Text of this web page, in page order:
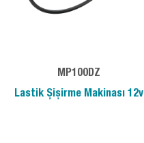
MP100DZ
Lastik Şişirme Makinası 12v